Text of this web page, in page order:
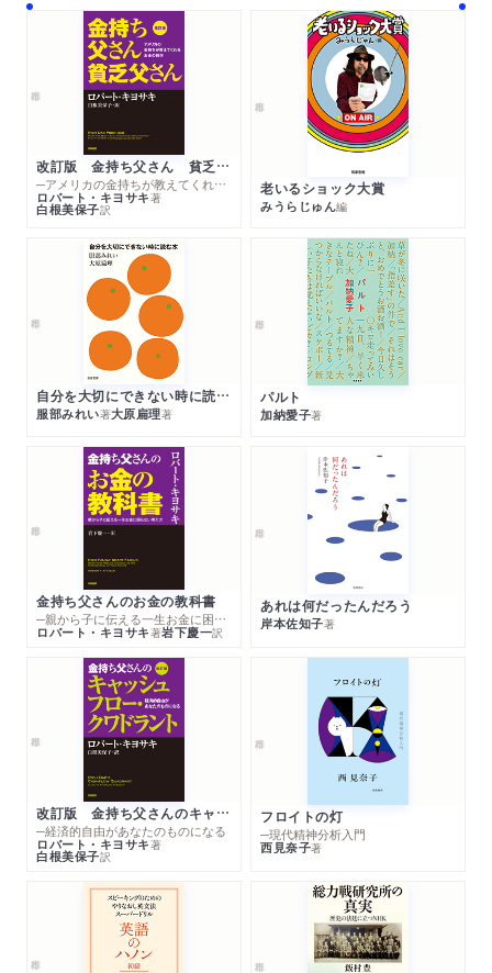
改訂版 金持ち父さん 貧乏父さん
─アメリカの金持ちが教えてくれるお金の哲学
ロバート・キヨサキ著
白根美保子訳
老いるショック大賞
みうらじゅん編
自分を大切にできない時に読む本
服部みれい著大原扁理著
パルト
加納愛子著
金持ち父さんのお金の教科書
─親から子に伝える一生お金に困らない考え方
ロバート・キヨサキ著岩下慶一訳
あれは何だったんだろう
岸本佐知子著
改訂版 金持ち父さんのキャッシュフロー・クワドラント
─経済的自由があなたのものになる
ロバート・キヨサキ著
白根美保子訳
フロイトの灯
─現代精神分析入門
西見奈子著